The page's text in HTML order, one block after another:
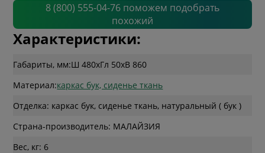
8 (800) 555-04-76 поможем подобрать
похожий
Характеристики:
Габариты, мм:Ш 480xГл 50xВ 860
Материал:каркас бук, сиденье ткань
Отделка: каркас бук, сиденье ткань, натуральный ( бук )
Страна-производитель: МАЛАЙЗИЯ
Вес, кг: 6